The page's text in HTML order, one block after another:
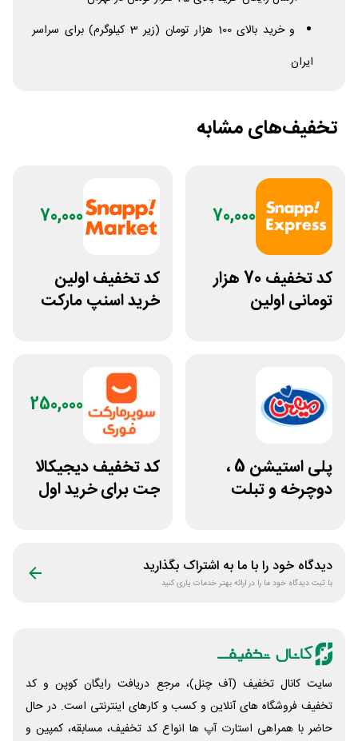
و خرید بالای 100 هزار تومان (زیر 3 کیلوگرم) برای سراسر
ایران
تخفیف‌های مشابه
70,000
کد تخفیف 70 هزار
تومانی اولین
70,000
کد تخفیف اولین
خرید اسنپ مارکت
پلی استیشن 5 ،
دوچرخه و تبلت
250,000
کد تخفیف دیجیکالا
جت برای خرید اول
دیدگاه خود را با ما به اشتراک بگذارید
با ثبت دیدگاه خود ما را در ارائه بهتر خدمات یاری کنید
سایت کانال تخفیف (آف چنل)، مرجع دریافت رایگان کوپن و کد
تخفیف فروشگاه های آنلاین و کسب و‌ کارهای اینترنتی است. در حال
حاضر با همراهی استارت آپ ها انواع کد تخفیف، مسابقه، کمپین و